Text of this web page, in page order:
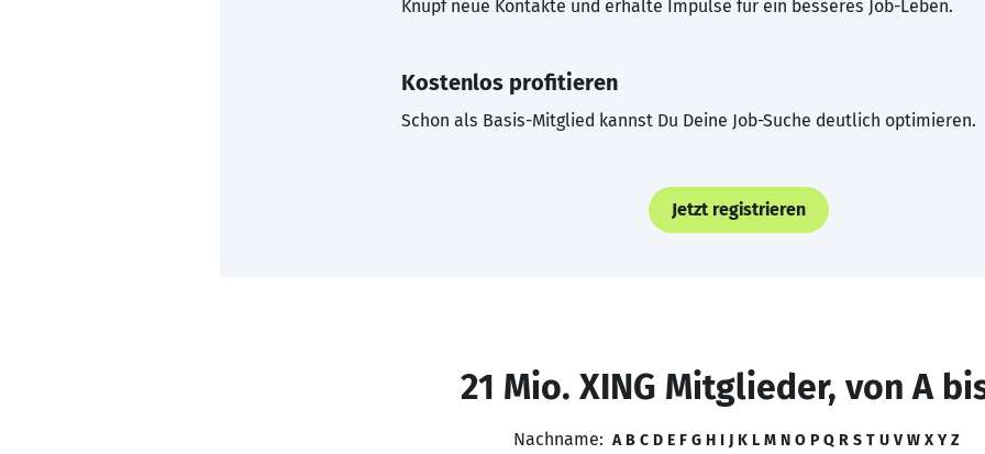
Knüpf neue Kontakte und erhalte Impulse für ein besseres Job-Leben.
Kostenlos profitieren
Schon als Basis-Mitglied kannst Du Deine Job-Suche deutlich optimieren.
Jetzt registrieren
21 Mio. XING Mitglieder, von A
Nachname: A B C D E F G H I J K L M N O P Q R S T U V W X Y Z